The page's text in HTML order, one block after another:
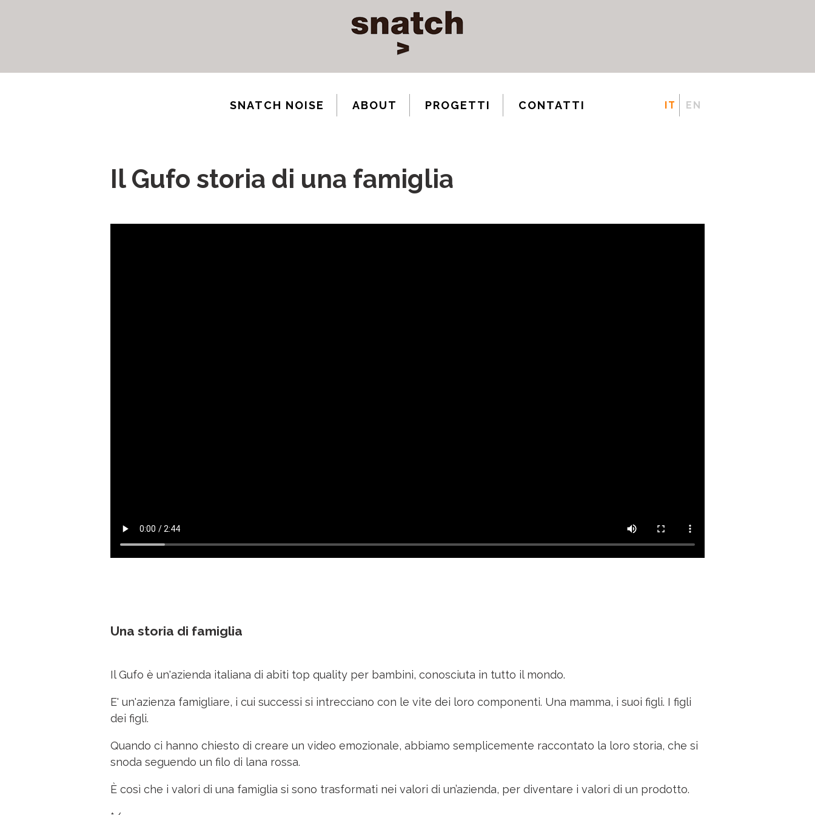
IT EN
SNATCH NOISE ABOUT PROGETTI CONTATTI
Il Gufo storia di una famiglia
Una storia di famiglia
Il Gufo è un'azienda italiana di abiti top quality per bambini, conosciuta in tutto il mondo.
E' un'azienza famigliare, i cui successi si intrecciano con le vite dei loro componenti. Una mamma, i suoi figli. I figli
dei figli.
Quando ci hanno chiesto di creare un video emozionale, abbiamo semplicemente raccontato la loro storia, che si
snoda seguendo un filo di lana rossa.
È così che i valori di una famiglia si sono trasformati nei valori di un’azienda, per diventare i valori di un prodotto.